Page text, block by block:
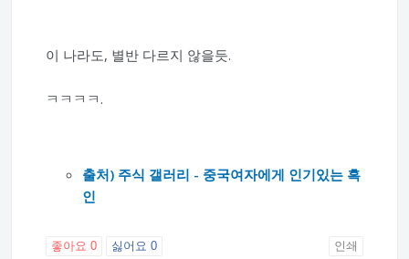
이 나라도, 별반 다르지 않을듯.
ㅋㅋㅋㅋ.
출처) 주식 갤러리 - 중국여자에게 인기있는 흑
인
좋아요 0 싫어요 0 인쇄